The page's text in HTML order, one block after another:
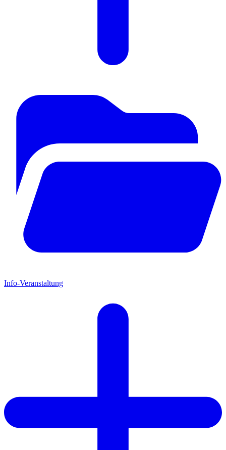
Info-Veranstaltung